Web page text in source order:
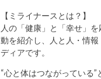
【ミライナースとは？】
人の「健康」と「幸せ」
動を紹介し、人と人・情
ディアです。
“心と体はつながっている